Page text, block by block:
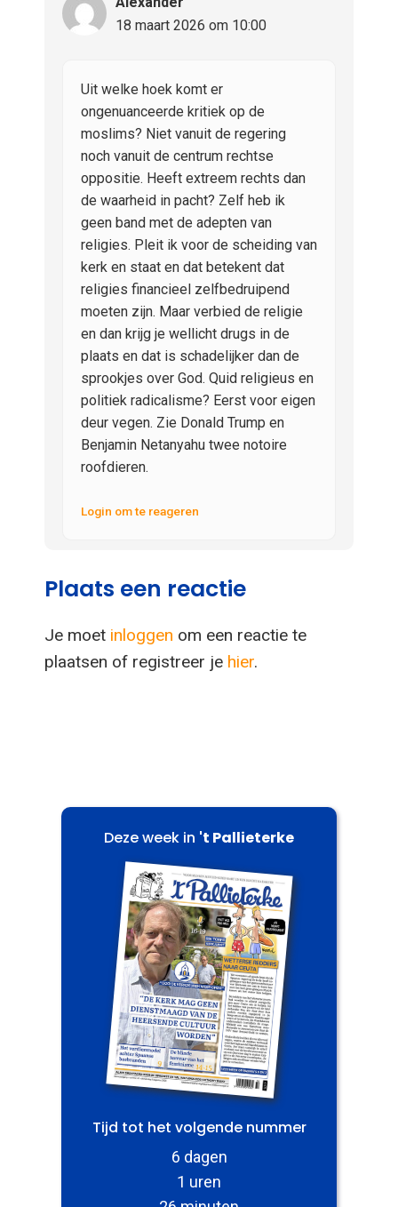
18 maart 2026 om 10:00
Uit welke hoek komt er
ongenuanceerde kritiek op de
moslims? Niet vanuit de regering
noch vanuit de centrum rechtse
oppositie. Heeft extreem rechts dan
de waarheid in pacht? Zelf heb ik
geen band met de adepten van
religies. Pleit ik voor de scheiding van
kerk en staat en dat betekent dat
religies financieel zelfbedruipend
moeten zijn. Maar verbied de religie
en dan krijg je wellicht drugs in de
plaats en dat is schadelijker dan de
sprookjes over God. Quid religieus en
politiek radicalisme? Eerst voor eigen
deur vegen. Zie Donald Trump en
Benjamin Netanyahu twee notoire
roofdieren.
Login om te reageren
Plaats een reactie
Je moet inloggen om een reactie te
plaatsen of registreer je hier.
Deze week in 't Pallieterke
Tijd tot het volgende nummer
6 dagen
1 uren